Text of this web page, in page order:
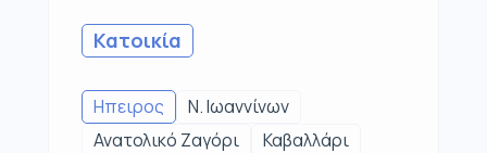
Κατοικία
Ηπειρος
Ν. Ιωαννίνων
Ανατολικό Ζαγόρι
Καβαλλάρι